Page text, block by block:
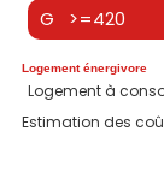
G >=420
Logement énergivore
Logement à
Estimation des